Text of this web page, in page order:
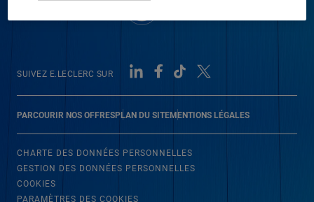
PARCOURIR NOS OFFRESPLAN DU SITEMENTIONS LÉGALES
SUIVEZ E.LECLERC SUR
CHARTE DES DONNÉES PERSONNELLES
GESTION DES DONNÉES PERSONNELLES
COOKIES
PARAMÈTRES DES COOKIES